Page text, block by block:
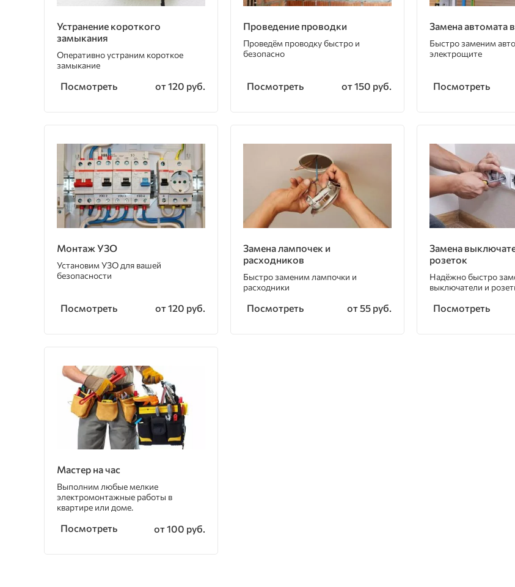
Устранение короткого
замыкания
Оперативно устраним короткое
замыкание
Посмотреть от 120 руб.
Проведение проводки
Проведём проводку быстро и
безопасно
Посмотреть от 150 руб.
Замена автомата
Быстро заменим
электрощите
Посмотреть
Монтаж УЗО
Установим УЗО для вашей
безопасности
Посмотреть от 120 руб.
Замена лампочек и
расходников
Быстро заменим лампочки и
расходники
Посмотреть от 55 руб.
Замена
розеток
Надёжно быстро
выключатели и
Посмотреть
Мастер на час
Выполним любые мелкие
электромонтажные работы в
квартире или доме.
Посмотреть от 100 руб.